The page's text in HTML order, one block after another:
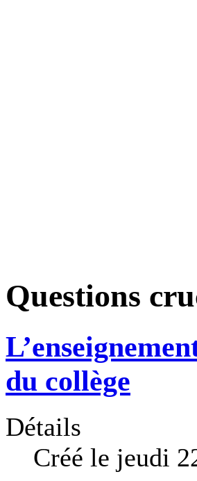
Questions
du collège
Détails
Créé le jeudi